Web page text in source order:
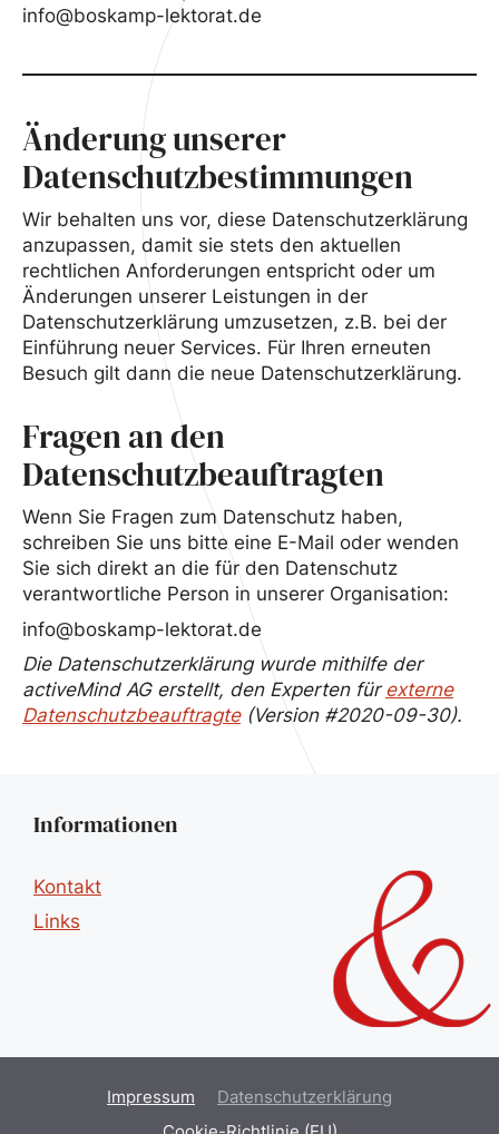
info@boskamp-lektorat.de
Änderung unserer
Datenschutzbestimmungen
Wir behalten uns vor, diese Datenschutzerklärung
anzupassen, damit sie stets den aktuellen
rechtlichen Anforderungen entspricht oder um
Änderungen unserer Leistungen in der
Datenschutzerklärung umzusetzen, z.B. bei der
Einführung neuer Services. Für Ihren erneuten
Besuch gilt dann die neue Datenschutzerklärung.
Fragen an den
Datenschutzbeauftragten
Wenn Sie Fragen zum Datenschutz haben,
schreiben Sie uns bitte eine E-Mail oder wenden
Sie sich direkt an die für den Datenschutz
verantwortliche Person in unserer Organisation:
info@boskamp-lektorat.de
Die Datenschutzerklärung wurde mithilfe der
activeMind AG erstellt, den Experten für externe
Datenschutzbeauftragte(Version #2020-09-30).
Informationen
Kontakt
Links
Impressum
Datenschutzerklärung